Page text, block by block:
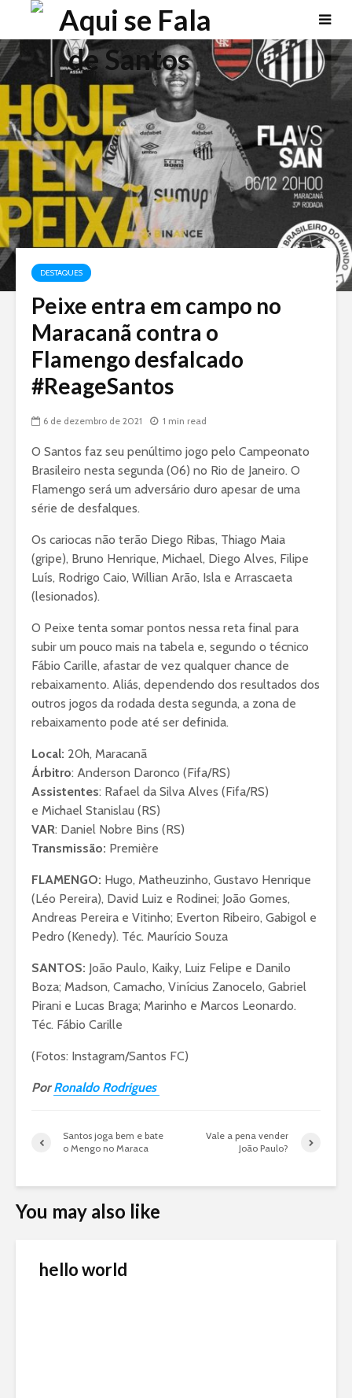
DESTAQUES
Peixe entra em campo no
Maracanã contra o
Flamengo desfalcado
#ReageSantos
6 de dezembro de 2021 1 min read
O Santos faz seu penúltimo jogo pelo Campeonato
Brasileiro nesta segunda (06) no Rio de Janeiro. O
Flamengo será um adversário duro apesar de uma
série de desfalques.
Os cariocas não terão Diego Ribas, Thiago Maia
(gripe), Bruno Henrique, Michael, Diego Alves, Filipe
Luís, Rodrigo Caio, Willian Arão, Isla e Arrascaeta
(lesionados).
O Peixe tenta somar pontos nessa reta final para
subir um pouco mais na tabela e, segundo o técnico
Fábio Carille, afastar de vez qualquer chance de
rebaixamento. Aliás, dependendo dos resultados dos
outros jogos da rodada desta segunda, a zona de
rebaixamento pode até ser definida.
Local: 20h, Maracanã
Árbitro: Anderson Daronco (Fifa/RS)
Assistentes: Rafael da Silva Alves (Fifa/RS)
e Michael Stanislau (RS)
VAR: Daniel Nobre Bins (RS)
Transmissão: Première
FLAMENGO: Hugo, Matheuzinho, Gustavo Henrique
(Léo Pereira), David Luiz e Rodinei; João Gomes,
Andreas Pereira e Vitinho; Everton Ribeiro, Gabigol e
Pedro (Kenedy). Téc. Maurício Souza
SANTOS: João Paulo, Kaiky, Luiz Felipe e Danilo
Boza; Madson, Camacho, Vinícius Zanocelo, Gabriel
Pirani e Lucas Braga; Marinho e Marcos Leonardo.
Téc. Fábio Carille
(Fotos: Instagram/Santos FC)
PorRonaldo Rodrigues
Santos joga bem e bate
o Mengo no Maraca
Vale a pena vender
João Paulo?
You may also like
hello world